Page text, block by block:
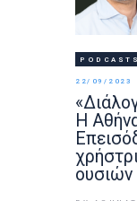
PODCASTS
22/09/2023
Η